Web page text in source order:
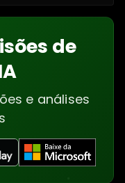
de
e análises